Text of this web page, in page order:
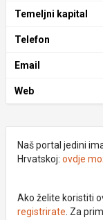
Temeljni kapital
Telefon
Email
Web
Naš portal jedini
Hrvatskoj: ovdje
Ako želite koristiti
registrirate . Za